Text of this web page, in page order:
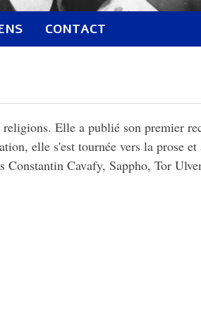
CONTACT
Elle a publié son premier
elle s'est tournée vers la prose
Cavafy, Sappho, Tor